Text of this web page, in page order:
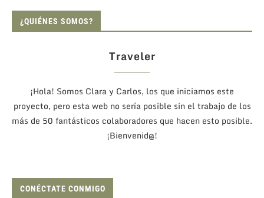
¿QUIÉNES SOMOS?
Traveler
¡Hola! Somos Clara y Carlos, los que iniciamos este
proyecto, pero esta web no sería posible sin el trabajo de los
más de 50 fantásticos colaboradores que hacen esto posible.
¡Bienvenid@!
CONÉCTATE CONMIGO